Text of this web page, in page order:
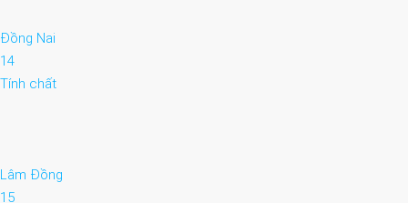
Đồng Nai
14
Tính chất
Lâm Đồng
15